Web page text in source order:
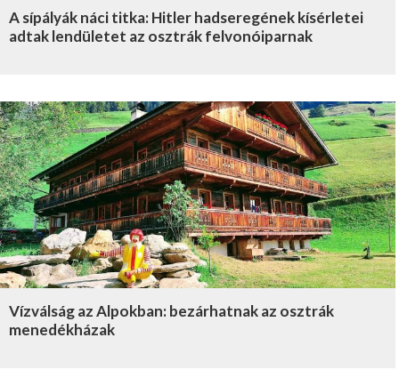
A sípályák náci titka: Hitler hadseregének kísérletei
adtak lendületet az osztrák felvonóiparnak
Vízválság az Alpokban: bezárhatnak az osztrák
menedékházak